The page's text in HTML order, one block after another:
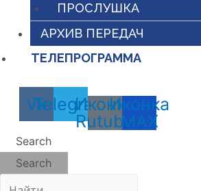
ПРОСЛУШКА
АРХИВ ПЕРЕДАЧ
ТЕЛЕПРОГРАММА
Vk
Telegram
Иконка
Rutube
Иконка
MAX
Search
Search